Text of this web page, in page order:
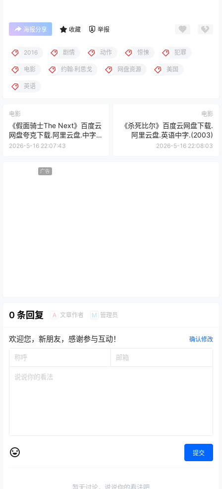
海报分享 收藏 举报
2016 剧情 动作 惊悚 犯罪
电影 约翰·利思戈 网盘资源 美国
英语
电影
《假面骑士The Next》百度云
网盘夸克下载.阿里云盘.中字.
(2007)
2026-5-16 22:07:43
电影
《杀死比尔》百度云网盘下载.
阿里云盘.英语中字.(2003)
2026-5-16 22:08:03
广告
0 条回复 A 文章作者 M 管理员
欢迎您，新朋友，感谢参与互动！ 确认修改
提交
暂无讨论，说说你的看法吧